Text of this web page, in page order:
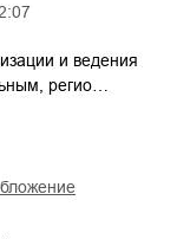
и ведения
регио…